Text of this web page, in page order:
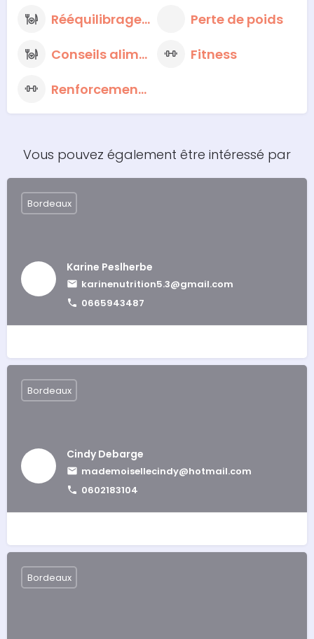
Rééquilibrage alimentaire
Perte de poids
Conseils alimentaires nutritionnels
Fitness
Renforcement musculaire
Vous pouvez également être intéressé par
Karine Peslherbe
karinenutrition5.3@gmail.com
0665943487
Bordeaux
Cindy Debarge
mademoisellecindy@hotmail.com
0602183104
Bordeaux
Bordeaux